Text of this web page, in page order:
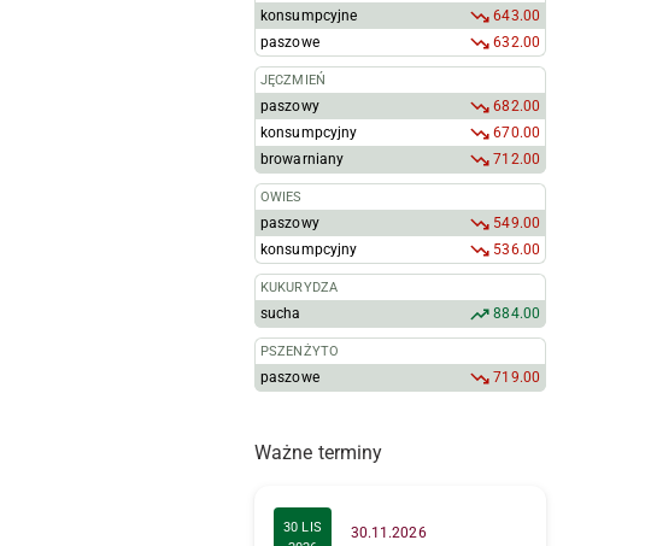
konsumpcyjne
643.00
paszowe
632.00
JĘCZMIEŃ
paszowy
682.00
konsumpcyjny
670.00
browarniany
712.00
OWIES
paszowy
549.00
konsumpcyjny
536.00
KUKURYDZA
sucha 884.00
PSZENŻYTO
paszowe 719.00
Ważne terminy
30 LIS
30.11.2026